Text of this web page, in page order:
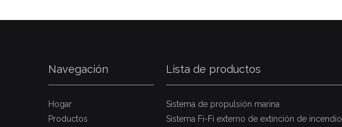
Navegación
Hogar
Productos
Lista de productos
Sistema de propulsión marina
Sistema Fi-Fi externo de extinción de